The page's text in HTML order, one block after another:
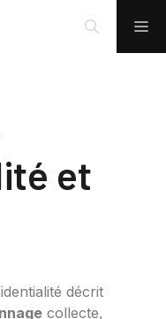
et
décrit
collecte,